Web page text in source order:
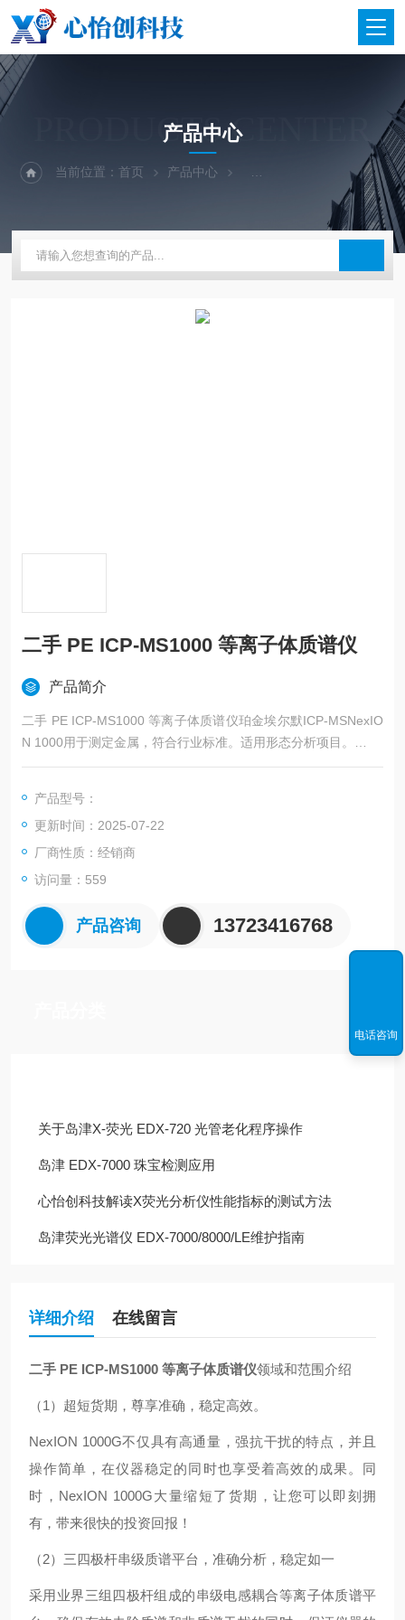
PRODUCTS CENTER
产品中心
当前位置：首页 产品中心 二手仪器-光谱-色谱-质谱
二手 PE ICP-MS1000 等离子体质谱仪
产品简介
二手 PE ICP-MS1000 等离子体质谱仪珀金埃尔默ICP-MSNexIO
N 1000用于测定金属，符合行业标准。适用形态分析项目。
属形态的HPLC-ICP-MS，从而更好理解离子迁移率、生物利用
度、代谢和新配方。
产品型号：
更新时间：2025-07-22
厂商性质：经销商
访问量：559
产品咨询 13723416768
关于岛津X-荧光 EDX-720 光管老化程序操作
岛津 EDX-7000 珠宝检测应用
心怡创科技解读X荧光分析仪性能指标的测试方法
岛津荧光光谱仪 EDX-7000/8000/LE维护指南
详细介绍 在线留言
二手 PE ICP-MS1000 等离子体质谱仪领域和范围介绍
（1）超短货期，尊享准确，稳定高效。
NexION 1000G不仅具有高通量，强抗干扰的特点，并且
操作简单，在仪器稳定的同时也享受着高效的成果。同
时，NexION 1000G大量缩短了货期，让您可以即刻拥
有，带来很快的投资回报！
（2）三四极杆串级质谱平台，准确分析，稳定如一
采用业界三组四极杆组成的串级电感耦合等离子体质谱平
电话咨询